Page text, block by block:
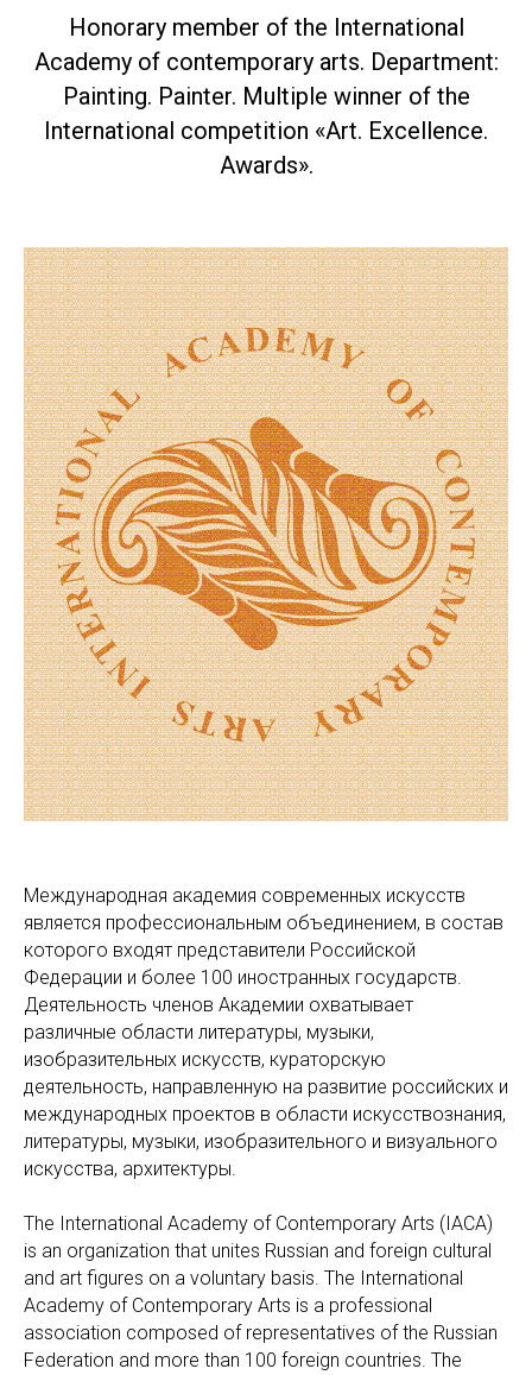
Honorary member of the International
Academy of contemporary arts. Department:
Painting. Painter. Multiple winner of the
International competition «Art. Excellence.
Awards».
Международная академия современных искусств
является профессиональным объединением, в состав
которого входят представители Российской
Федерации и более 100 иностранных государств.
Деятельность членов Академии охватывает
различные области литературы, музыки,
изобразительных искусств, кураторскую
деятельность, направленную на развитие российских и
международных проектов в области искусствознания,
литературы, музыки, изобразительного и визуального
искусства, архитектуры.
The International Academy of Contemporary Arts (IACA)
is an organization that unites Russian and foreign cultural
and art figures on a voluntary basis. The International
Academy of Contemporary Arts is a professional
association composed of representatives of the Russian
Federation and more than 100 foreign countries. The